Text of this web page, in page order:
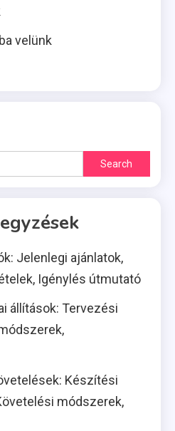
velünk
Search
for:
Jelenlegi ajánlatok,
Igénylés útmutató
állítások: Tervezési
Készítési
módszerek,